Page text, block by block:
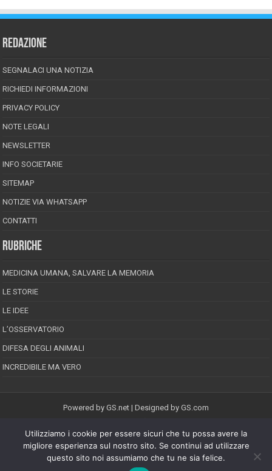
REDAZIONE
SEGNALACI UNA NOTIZIA
RICHIEDI INFORMAZIONI
PRIVACY POLICY
NOTE LEGALI
NEWSLETTER
INFO SOCIETARIE
SITEMAP
NOTIZIE VIA WHATSAPP
CONTATTI
RUBRICHE
MEDICINA UMANA, SALVARE LA MEMORIA
LE STORIE
LE IDEE
L’OSSERVATORIO
DIFESA DEGLI ANIMALI
INCREDIBILE MA VERO
Powered by GS.net | Designed by GS.com
EPINEION EDITRICE S.R.L.P.Iva 02008710689
Registrazione Tribunale di Pescara reg. speciale della stampa n.08/2012
Direttore responsabile: Maurizio Piccinino
Iscrizione al ROC n.22607
Utilizziamo i cookie per essere sicuri che tu possa avere la
migliore esperienza sul nostro sito. Se continui ad utilizzare
questo sito noi assumiamo che tu ne sia felice.